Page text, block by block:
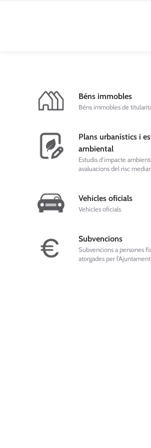
Béns immobles
Béns immobles de
Plans urbanístics i
ambiental
Estudis d’impacte
avaluacions del risc
Vehicles oficials
Vehicles oficials
Subvencions
Subvencions a persones
atorgades per